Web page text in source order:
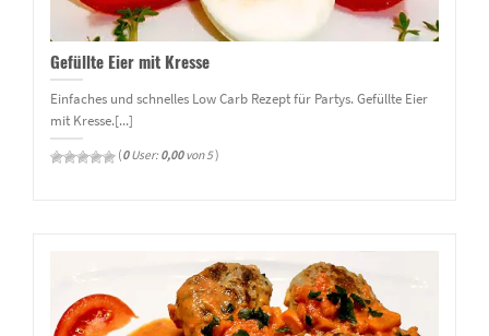
Gefüllte Eier mit Kresse
Einfaches und schnelles Low Carb Rezept für Partys. Gefüllte Eier
mit Kresse.[...]
(0User: 0,00von 5)